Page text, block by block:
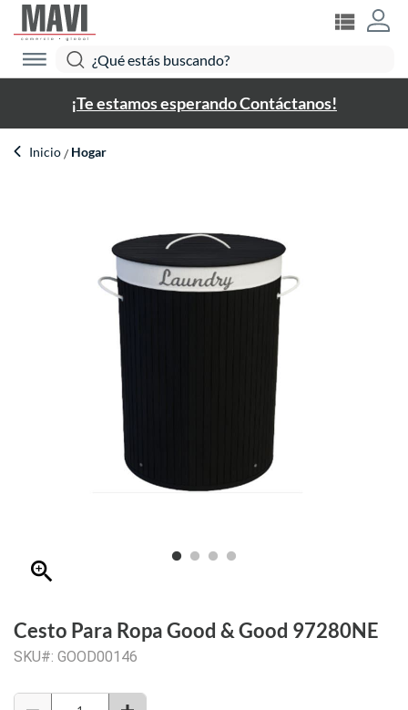
¡Te estamos esperando Contáctanos!
Inicio Hogar
zoom_in
Cesto Para Ropa Good & Good 97280NE
SKU#: GOOD00146